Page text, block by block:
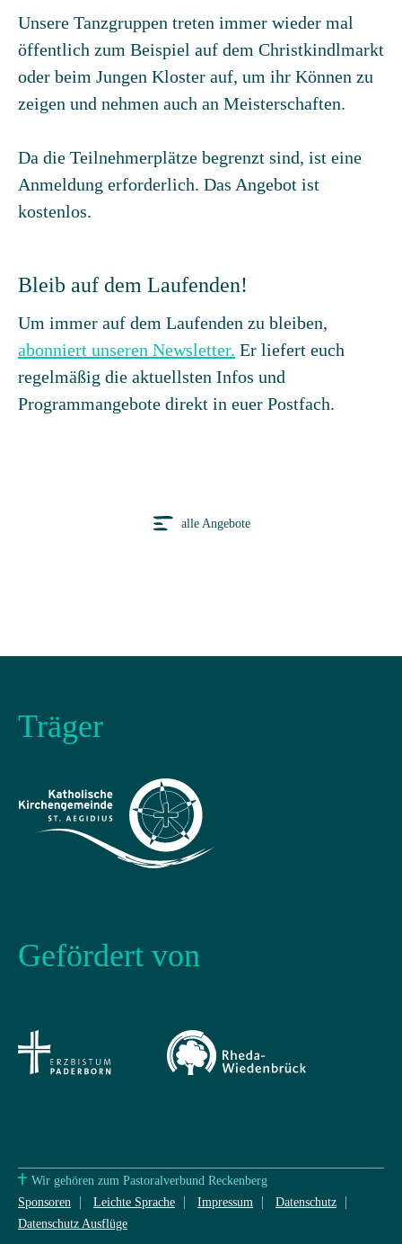
Unsere Tanzgruppen treten immer wieder mal
öffentlich zum Beispiel auf dem Christkindlmarkt
oder beim Jungen Kloster auf, um ihr Können zu
zeigen und nehmen auch an Meisterschaften.
Da die Teilnehmerplätze begrenzt sind, ist eine
Anmeldung erforderlich. Das Angebot ist
kostenlos.
Bleib auf dem Laufenden!
Um immer auf dem Laufenden zu bleiben,
abonniert unseren Newsletter. Er liefert euch
regelmäßig die aktuellsten Infos und
Programmangebote direkt in euer Postfach.
alle Angebote
Träger
Gefördert von
Wir gehören zum Pastoralverbund Reckenberg
Sponsoren
Leichte Sprache Impressum
Datenschutz
Datenschutz Ausflüge